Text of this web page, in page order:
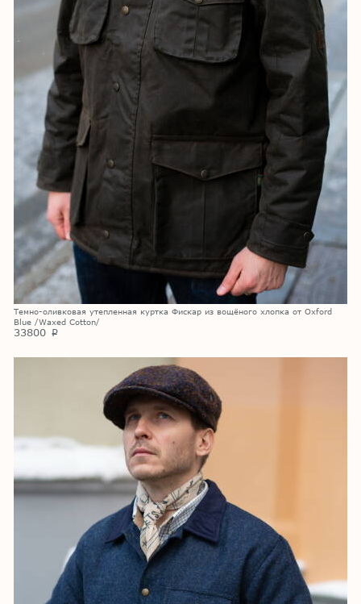
Темно-оливковая утепленная куртка Фискар из вощёного хлопка от Oxford
Blue /Waxed Cotton/
33800 p